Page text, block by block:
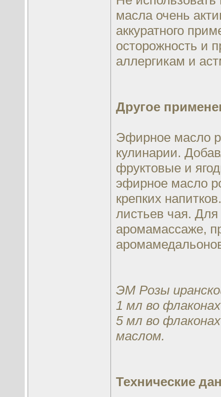
масла очень
аккуратного
осторожность и
аллергикам и
Другое
Эфирное масло
кулинарии.
фруктовые и
эфирное масло
крепких
листьев чая.
аромамассаже,
ЭМ Розы
1 мл во
5 мл во
маслом.
Технические